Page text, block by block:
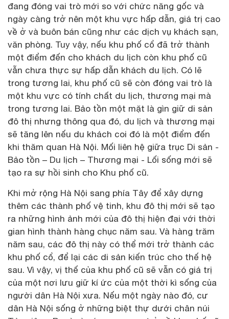
đang đóng vai trò mới so với chức năng gốc và
ngày càng trở nên một khu vực hấp dẫn, giá trị cao
về ở và buôn bán cũng như các dịch vụ khách sạn,
văn phòng. Tuy vậy, nếu khu phố cổ đã trở thành
một điểm đến cho khách du lịch còn khu phố cũ
vẫn chưa thực sự hấp dẫn khách du lịch. Có lẽ
trong tương lai, khu phố cũ sẽ còn đóng vai trò là
một khu vực có tính chất du lịch, thương mại mà
trong tương lai. Bảo tồn một mặt là gìn giữ di sản
đô thị nhưng thông qua đó, du lịch và thương mại
sẽ tăng lên nếu du khách coi đó là một điểm đến
khi thăm quan Hà Nội. Mối liên hệ giữa trục Di sản -
Bảo tồn – Du lịch – Thương mại - Lối sống mới sẽ
tạo ra sự hồi sinh cho Khu phố cũ.
Khi mở rộng Hà Nội sang phía Tây để xây dựng
thêm các thành phố vệ tinh, khu đô thị mới sẽ tạo
ra những hình ảnh mới của đô thị hiện đại với thời
gian hình thành hàng chục năm sau. Và hàng trăm
năm sau, các đô thị này có thể mới trở thành các
khu phố cổ, để lại các di sản kiến trúc cho thế hệ
sau. Vì vậy, vị thế của khu phố cũ sẽ vẫn có giá trị
của một nơi lưu giữ kí ức của một thời kì sống của
người dân Hà Nội xưa. Nếu một ngày nào đó, cư
dân Hà Nội sống ở những biệt thự dưới chân núi